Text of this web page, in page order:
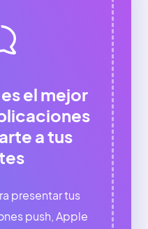
el mejor
a tus
presentar tus
push, Apple